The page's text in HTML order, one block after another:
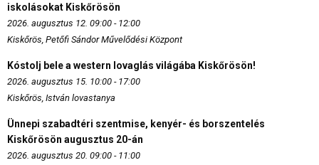
iskolásokat Kiskőrösön
2026. augusztus 12. 09:00 - 12:00
Kiskőrös, Petőfi Sándor Művelődési Központ
Kóstolj bele a western lovaglás világába Kiskőrösön!
2026. augusztus 15. 10:00 - 17:00
Kiskőrös, István lovastanya
Ünnepi szabadtéri szentmise, kenyér- és borszentelés
Kiskőrösön augusztus 20-án
2026. augusztus 20. 09:00 - 11:00